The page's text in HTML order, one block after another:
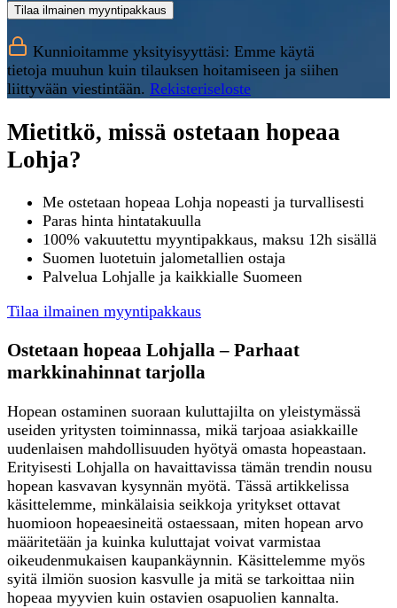
Tilaa ilmainen myyntipakkaus
Kunnioitamme yksityisyyttäsi: Emme käytä
tietoja muuhun kuin tilauksen hoitamiseen ja siihen
liittyvään viestintään. Rekisteriseloste
Mietitkö, missä ostetaan hopeaa
Lohja?
Me ostetaan hopeaa Lohja nopeasti ja turvallisesti
Paras hinta hintatakuulla
100% vakuutettu myyntipakkaus, maksu 12h sisällä
Suomen luotetuin jalometallien ostaja
Palvelua Lohjalle ja kaikkialle Suomeen
Tilaa ilmainen myyntipakkaus
Ostetaan hopeaa Lohjalla – Parhaat
markkinahinnat tarjolla
Hopean ostaminen suoraan kuluttajilta on yleistymässä
useiden yritysten toiminnassa, mikä tarjoaa asiakkaille
uudenlaisen mahdollisuuden hyötyä omasta hopeastaan.
Erityisesti Lohjalla on havaittavissa tämän trendin nousu
hopean kasvavan kysynnän myötä. Tässä artikkelissa
käsittelemme, minkälaisia seikkoja yritykset ottavat
huomioon hopeaesineitä ostaessaan, miten hopean arvo
määritetään ja kuinka kuluttajat voivat varmistaa
oikeudenmukaisen kaupankäynnin. Käsittelemme myös
syitä ilmiön suosion kasvulle ja mitä se tarkoittaa niin
hopeaa myyvien kuin ostavien osapuolien kannalta.